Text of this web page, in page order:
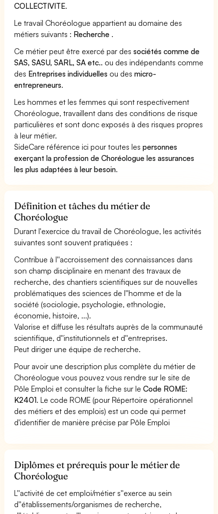
COLLECTIVITE.
Le travail Choréologue appartient au domaine des
métiers suivants : Recherche .
Ce métier peut être exercé par dessociétés comme de
SAS, SASU, SARL, SA etc.. ou des indépendants comme
des Entreprises individuelles ou desmicro-
entrepreneurs.
Les hommes et les femmes qui sont respectivement
Choréologue, travaillent dans des conditions de risque
particulières et sont donc exposés à des risques propres
à leur métier.
SideCare référence ici pour toutes lespersonnes
exerçant la profession de Choréologue les assurances
les plus adaptées à leur besoin.
Définition et tâches du métier de
Choréologue
Durant l'exercice du travail de Choréologue, les activités
suivantes sont souvent pratiquées :
Contribue à l''accroissement des connaissances dans
son champ disciplinaire en menant des travaux de
recherche, des chantiers scientifiques sur de nouvelles
problématiques des sciences de l''homme et de la
société (sociologie, psychologie, ethnologie,
économie, histoire, ...).
Valorise et diffuse les résultats auprès de la communauté
scientifique, d''institutionnels et d''entreprises.
Peut diriger une équipe de recherche.
Pour avoir une description plus complète du métier de
Choréologue vous pouvez vous rendre sur le site de
Pôle Emploi et consulter la fiche sur leCode ROME:
K2401. Le code ROME (pour Répertoire opérationnel
des métiers et des emplois) est un code qui permet
d'identifier de manière précise par Pôle Emploi
Diplômes et prérequis pour le métier de
Choréologue
L''activité de cet emploi/métier s''exerce au sein
d''établissements/organismes de recherche,